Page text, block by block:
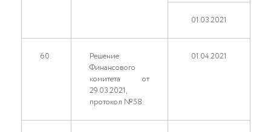
01.03.2021
60.
Решение
Финансового
комитета от
29.03.2021,
протокол №58
01.04.2021